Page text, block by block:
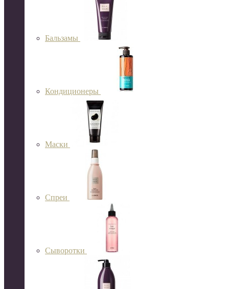
Бальзамы
Кондиционеры
Маски
Спреи
Сыворотки